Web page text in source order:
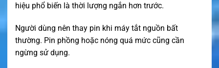
hiệu phổ biến là thời lượng ngắn hơn trước.
Người dùng nên thay pin khi máy tắt nguồn bất
thường. Pin phồng hoặc nóng quá mức cũng cần
ngừng sử dụng.